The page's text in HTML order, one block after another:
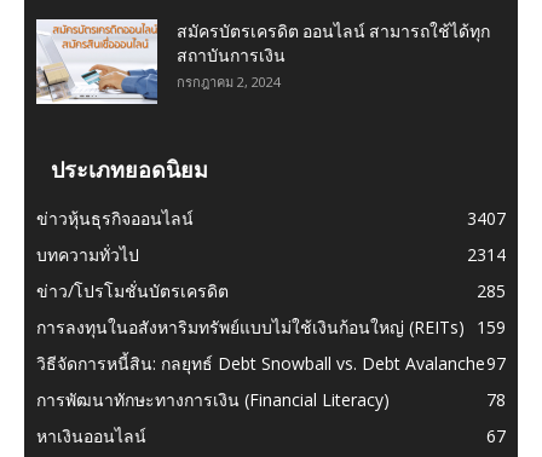
สมัครบัตรเครดิต ออนไลน์ สามารถใช้ได้ทุก
สถาบันการเงิน
กรกฎาคม 2, 2024
ประเภทยอดนิยม
ข่าวหุ้นธุรกิจออนไลน์
3407
บทความทั่วไป
2314
ข่าว/โปรโมชั่นบัตรเครดิต
285
การลงทุนในอสังหาริมทรัพย์แบบไม่ใช้เงินก้อนใหญ่ (REITs)
159
วิธีจัดการหนี้สิน: กลยุทธ์ Debt Snowball vs. Debt Avalanche97
การพัฒนาทักษะทางการเงิน (Financial Literacy)
78
หาเงินออนไลน์
67